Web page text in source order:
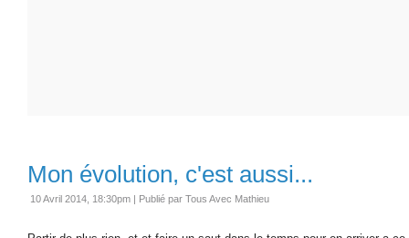
Mon évolution, c'est aussi...
10 Avril 2014, 18:30pm | Publié par Tous Avec Mathieu